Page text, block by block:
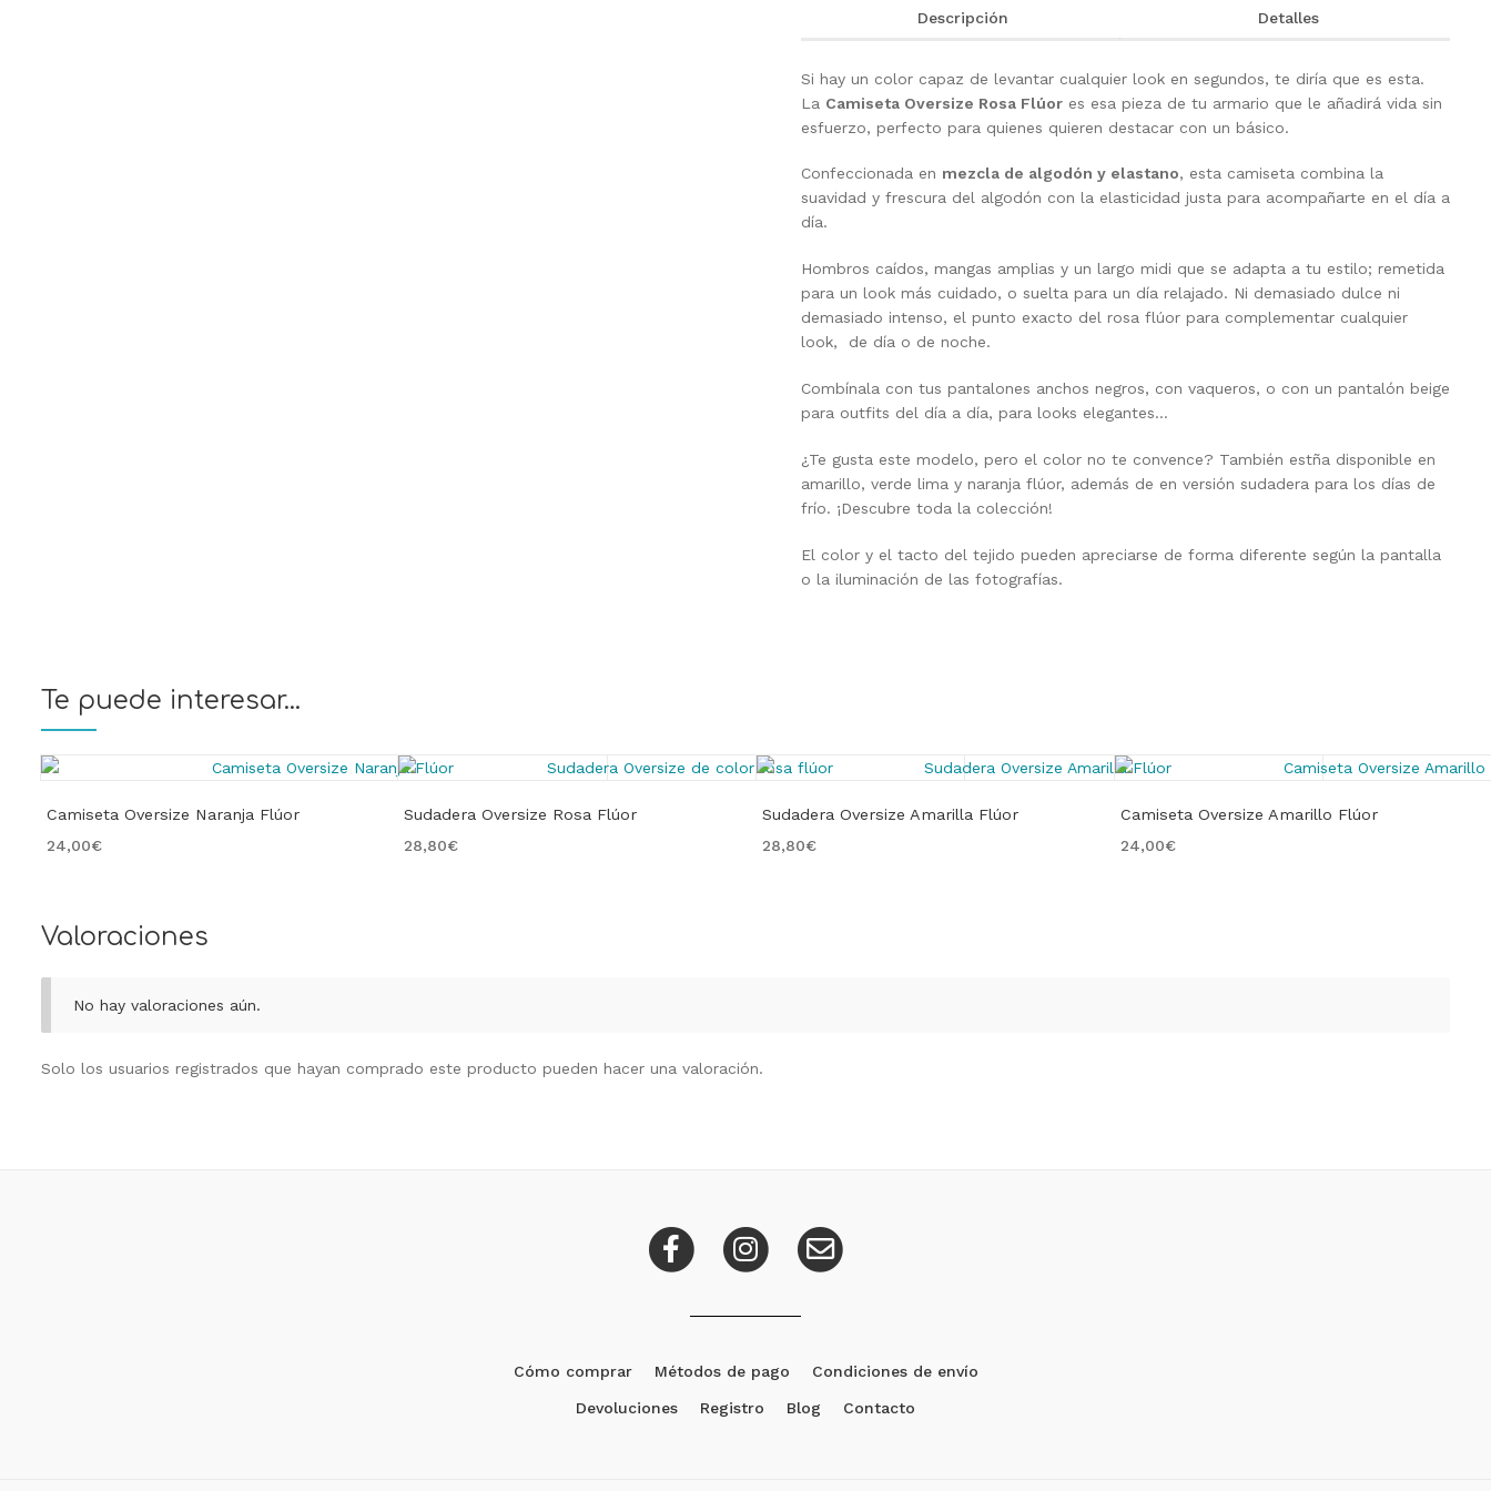
Descripción Detalles
Si hay un color capaz de levantar cualquier look en segundos, te diría que es esta.
La Camiseta Oversize Rosa Flúor es esa pieza de tu armario que le añadirá vida sin
esfuerzo, perfecto para quienes quieren destacar con un básico.
Confeccionada en mezcla de algodón y elastano, esta camiseta combina la
suavidad y frescura del algodón con la elasticidad justa para acompañarte en el día a
día.
Hombros caídos, mangas amplias y un largo midi que se adapta a tu estilo; remetida
para un look más cuidado, o suelta para un día relajado. Ni demasiado dulce ni
demasiado intenso, el punto exacto del rosa flúor para complementar cualquier
look, de día o de noche.
Combínala con tus pantalones anchos negros, con vaqueros, o con un pantalón beige
para outfits del día a día, para looks elegantes…
¿Te gusta este modelo, pero el color no te convence? También estña disponible en
amarillo, verde lima y naranja flúor, además de en versión sudadera para los días de
frío. ¡Descubre toda la colección!
El color y el tacto del tejido pueden apreciarse de forma diferente según la pantalla
o la iluminación de las fotografías.
Te puede interesar...
Camiseta Oversize Naranja Flúor
24,00€
Sudadera Oversize Rosa Flúor
28,80€
Sudadera Oversize Amarilla Flúor
28,80€
Camiseta Oversize Amarillo Flúor
24,00€
Valoraciones
No hay valoraciones aún.
Solo los usuarios registrados que hayan comprado este producto pueden hacer una valoración.
Cómo comprar Métodos de pago Condiciones de envío
Devoluciones Registro Blog Contacto